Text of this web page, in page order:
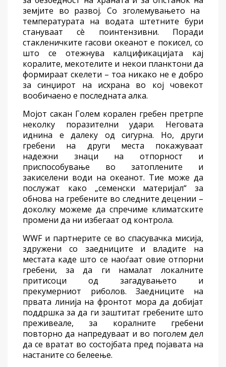
земјите во развој. Со зголемувањето на
температурата на водата штетните бури
стануваат сè поинтензивни. Поради
стакленичките гасови океанот е покисел, со
што
се отежнува калцификацијата кај
коралите, мекотелите и некои планктони да
формираат скелети – тоа никако не е добро
за синџирот на исхрана во којчовекот
вообичаено е последната алка.
Мојот сакан Голем корален гребен претрпе
неколку поразителни удари. Неговата
иднина е далеку од сигурна. Но, други
гребени на други места покажуваат
надежни знаци на отпорност и
приспособување во затоплените и
закиселени води на океанот. Тие може да
послужат како „семенски материјал“ за
обнова на гребените во следните децении –
доколку можеме да спречиме климатските
промени да ни избегаат од контрола.
WWF и партнерите се во спасувачка мисија,
здружени со заедниците и владите на
местата каде што се наоѓаат овие отпорни
гребени, за да ги намалат локалните
притисоци од загадувањето и
прекумерниот риболов. Заедниците на
првата линија на фронтот мора дадобијат
поддршка за да ги заштитат гребените што
преживеале, за коралните гребени
повторно да напредуваат и во поголем дел
да се вратат во состојбата пред појавата на
настаните со белеење.